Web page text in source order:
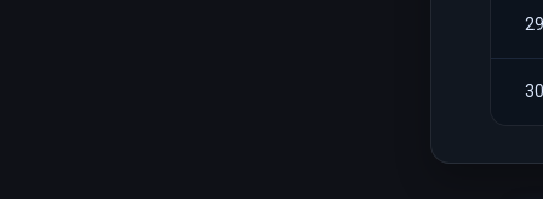
29
30